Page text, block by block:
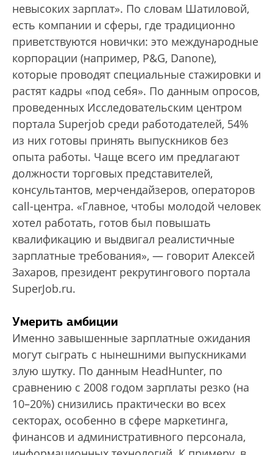
невысоких зарплат». По словам Шатиловой,
есть компании и сферы, где традиционно
приветствуются новички: это международные
корпорации (например, P&G, Danone),
которые проводят специальные стажировки и
растят кадры «под себя». По данным опросов,
проведенных Исследовательским центром
портала Superjob среди работодателей, 54%
из них готовы принять выпускников без
опыта работы. Чаще всего им предлагают
должности торговых представителей,
консультантов, мерчендайзеров, операторов
call-центра. «Главное, чтобы молодой человек
хотел работать, готов был повышать
квалификацию и выдвигал реалис­тичные
зарплатные требования», — говорит Алексей
Захаров, президент рекрутингового портала
SuperJob.ru.
Умерить амбиции
Именно завышенные зарплатные ожидания
могут сыграть с нынешними выпускниками
злую шутку. По данным HeadHunter, по
сравнению с 2008 годом зарплаты резко (на
10–20%) снизились практически во всех
секторах, особенно в сфере маркетинга,
финансов и административного персонала,